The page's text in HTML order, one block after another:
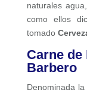
naturales
como ellos
tomado
Carne de
Barbero
Denominada la